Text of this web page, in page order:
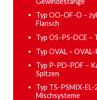
Typ OO-OF-O –
Flansch
Typ OS-PS-DCE –
Typ OVAL –
Typ P-PD-PDF –
Spitzen
Typ TS-PSMIX-
Mischsysteme